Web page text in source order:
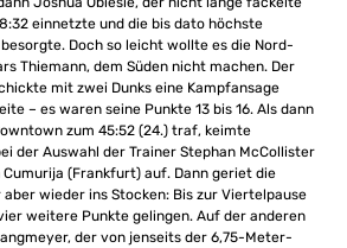
einnetzte und die bis dato höchste
Doch so leicht wollte es die Nord-
Thiemann, dem Süden nicht machen. Der
mit zwei Dunks eine Kampfansage
– es waren seine Punkte 13 bis 16. Als dann
zum 45:52 (24.) traf, keimte
der Auswahl der Trainer Stephan McCollister
Cumurija (Frankfurt) auf. Dann geriet die
wieder ins Stocken: Bis zur Viertelpause
weitere Punkte gelingen. Auf der anderen
der von jenseits der 6,75-Meter-